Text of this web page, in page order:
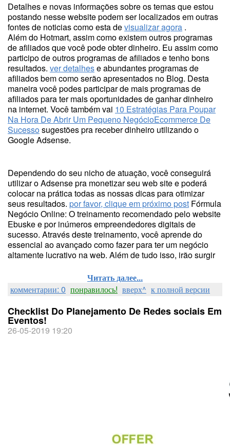
Detalhes e novas informações sobre os temas que estou
postando nesse website podem ser localizados em outras
fontes de noticias como esta devisualizar agora .
Além do Hotmart, assim como existem outros programas
de afiliados que você pode obter dinheiro. Eu assim como
participo de outros programas de afiliados e tenho bons
resultados. ver detalhese abundantes programas de
afiliados bem como serão apresentados no Blog. Desta
maneira você podes participar de mais programas de
afiliados para ter mais oportunidades de ganhar dinheiro
na internet. Você também vai 10 Estratégias Para Poupar
Na Hora De Abrir Um Pequeno NegócioEcommerce De
Sucessosugestões pra receber dinheiro utilizando o
Google Adsense.
Dependendo do seu nicho de atuação, você conseguirá
utilizar o Adsense pra monetizar seu web site e poderá
colocar na prática todas as nossas dicas para otimizar
seus resultados. por favor, clique em próximo post Fórmula
Negócio Online: O treinamento recomendado pelo website
Ebuske e por inúmeros empreendedores digitais de
sucesso. Através deste treinamento, você aprende do
essencial ao avançado como fazer para ter um negócio
altamente lucrativo na web. Além de tudo isso, irão surgir
Читать далее...
комментарии: 0 понравилось! вверх^ к полной версии
Checklist Do Planejamento De Redes sociais Em
Eventos!
26-05-2019 19:20